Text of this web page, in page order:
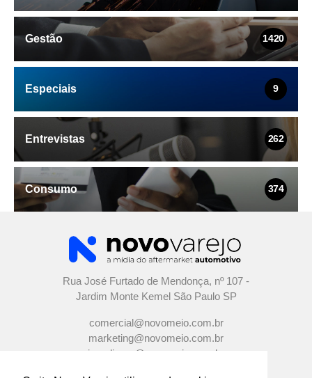
Gestão 1420
Especiais 9
Entrevistas 262
Consumo 374
Rua José Furtado de Mendonça, nº 107 -
Jardim Monte Kemel São Paulo SP
comercial@novomeio.com.br
marketing@novomeio.com.br
jornalismo@novomeio.com.br